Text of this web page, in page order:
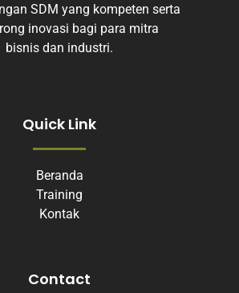
SDM yang kompeten serta
inovasi bagi para mitra
bisnis dan industri.
Quick Link
Beranda
Training
Kontak
Contact